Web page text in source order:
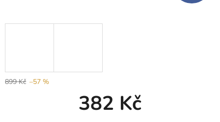
899 Kč –57 %
382 Kč